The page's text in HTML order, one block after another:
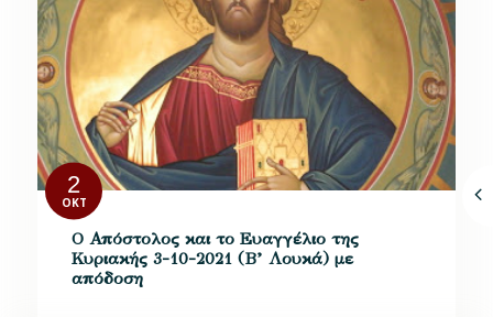
2
ΟΚΤ
Ο Απόστολος και το Ευαγγέλιο της
Κυριακής 3-10-2021 (Β’ Λουκά) με
απόδοση